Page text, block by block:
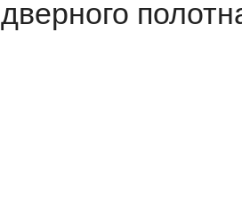
дверного